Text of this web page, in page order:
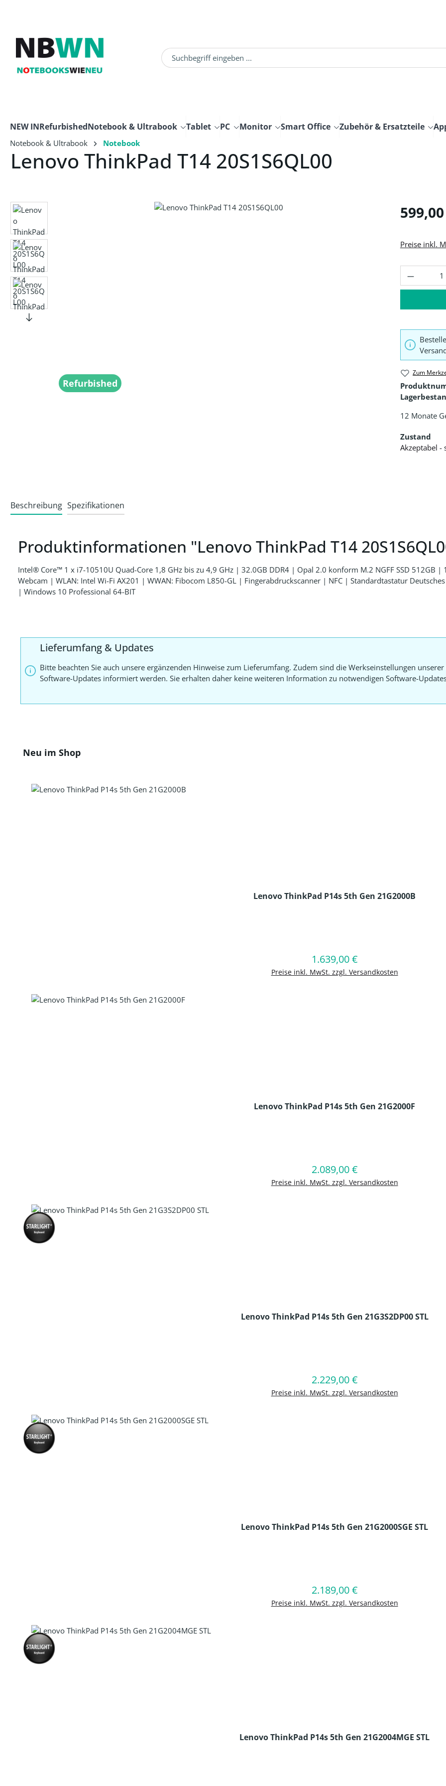
NEW INRefurbishedNotebook & Ultrabook Tablet PC Monitor Smart Office Zubehör & Ersatzteile
Notebook & Ultrabook Notebook
Lenovo ThinkPad T14 20S1S6QL00
Bildergalerie überspringen
Refurbished
Regulärer
Preise inkl.
Zum
12 Monate
Zustand
Akzeptabel -
Beschreibung Spezifikationen
Produktinformationen "Lenovo ThinkPad T14
Intel® Core™ 1 x i7-10510U Quad-Core 1,8 GHz bis zu 4,9 GHz | 32.0GB DDR4 | Opal 2.0 konform M.2 NGFF SSD
Webcam | WLAN: Intel Wi-Fi AX201 | WWAN: Fibocom L850-GL | Fingerabdruckscanner | NFC | Standardtastatur
| Windows 10 Professional 64-BIT
Lieferumfang & Updates
Bitte beachten Sie auch unsere ergänzenden Hinweise zum Lieferumfang. Zudem sind die Werkseinstellungen
Software-Updates informiert werden. Sie erhalten daher keine weiteren Information zu notwendigen Software-
Produktgalerie überspringen
Neu im Shop
Lenovo ThinkPad P14s 5th Gen 21G2000B
Regulärer Preis:
1.639,00 €
Preise inkl. MwSt. zzgl. Versandkosten
In den Warenkorb
Lenovo ThinkPad P14s 5th Gen 21G2000F
Regulärer Preis:
2.089,00 €
Preise inkl. MwSt. zzgl. Versandkosten
In den Warenkorb
Lenovo ThinkPad P14s 5th Gen 21G3S2DP00 STL
Regulärer Preis:
2.229,00 €
Preise inkl. MwSt. zzgl. Versandkosten
In den Warenkorb
Lenovo ThinkPad P14s 5th Gen 21G2000SGE STL
Regulärer Preis:
2.189,00 €
Preise inkl. MwSt. zzgl. Versandkosten
In den Warenkorb
Lenovo ThinkPad P14s 5th Gen 21G2004MGE STL